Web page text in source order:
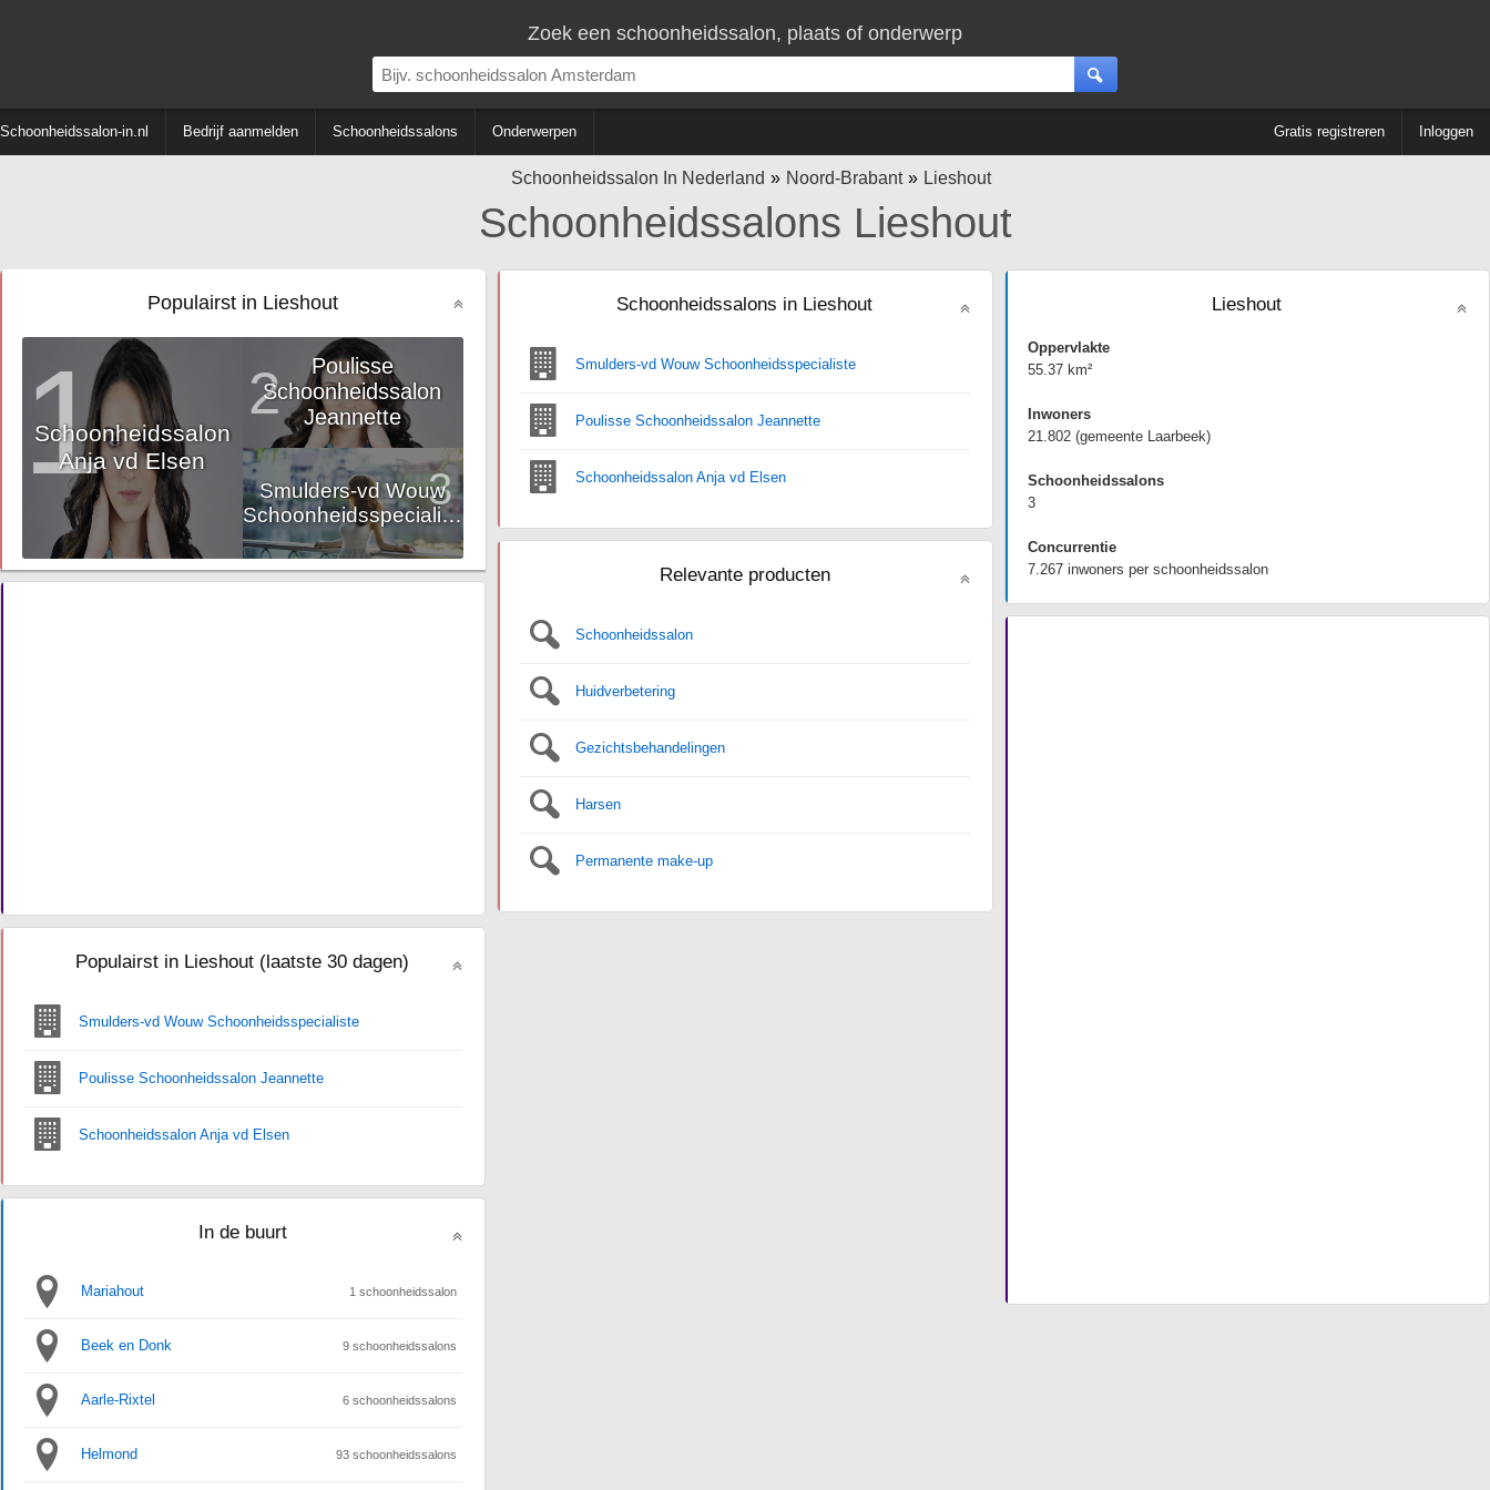
Zoek een schoonheidssalon, plaats of onderwerp
Schoonheidssalon-in.nl Bedrijf aanmelden Schoonheidssalons Onderwerpen Gratis registreren Inloggen
Schoonheidssalon In Nederland Noord-Brabant Lieshout
Schoonheidssalons Lieshout
Populairst in Lieshout
1
Schoonheidssalon
Anja vd Elsen
2
Poulisse
Schoonheidssalon
Jeannette
3
Smulders-vd Wouw
Schoonheidsspecialiste
Populairst in Lieshout (laatste 30 dagen)
Smulders-vd Wouw Schoonheidsspecialiste
Poulisse Schoonheidssalon Jeannette
Schoonheidssalon Anja vd Elsen
In de buurt
Mariahout 1 schoonheidssalon
Beek en Donk 9 schoonheidssalons
Aarle-Rixtel 6 schoonheidssalons
Helmond 93 schoonheidssalons
Schoonheidssalons in Lieshout
Smulders-vd Wouw Schoonheidsspecialiste
Poulisse Schoonheidssalon Jeannette
Schoonheidssalon Anja vd Elsen
Relevante producten
Schoonheidssalon
Huidverbetering
Gezichtsbehandelingen
Harsen
Permanente make-up
Lieshout
Oppervlakte
55.37 km²
Inwoners
21.802 (gemeente Laarbeek)
Schoonheidssalons
3
Concurrentie
7.267 inwoners per schoonheidssalon